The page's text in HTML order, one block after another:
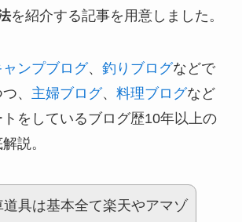
を紹介する記事を用意しました。
ャンプブログ、 釣りブログなどで
、 主婦ブログ、 料理ブログなど
をしているブログ歴10年以上の
説。
道具は基本全て楽天やアマゾ